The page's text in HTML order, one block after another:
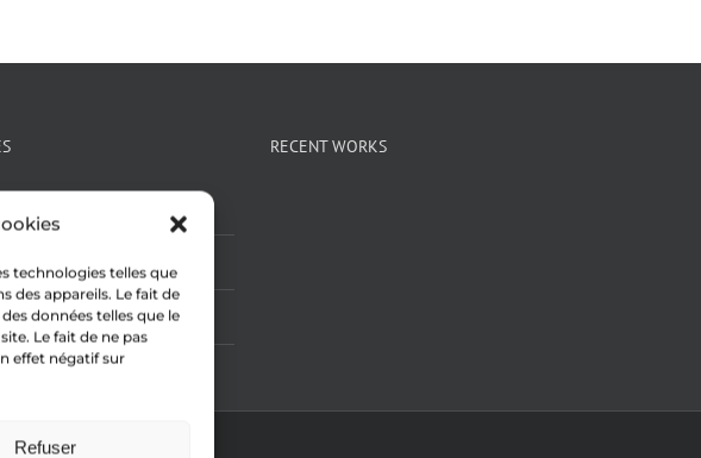
technologies telles que
des appareils. Le fait de
données telles que le
Le fait de ne pas
effet négatif sur
Refuser
RECENT WORKS
-Legal notices